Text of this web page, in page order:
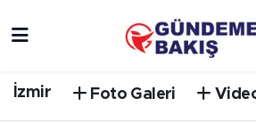
İzmir Foto Galeri